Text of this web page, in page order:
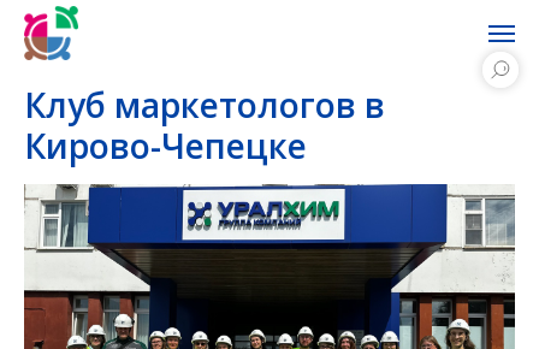
Клуб маркетологов в
Кирово-Чепецке